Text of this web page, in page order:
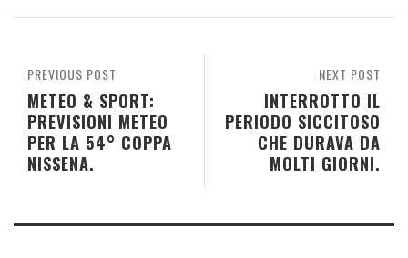
NEXT POST
INTERROTTO IL
PERIODO SICCITOSO
CHE DURAVA DA
MOLTI GIORNI.
PREVIOUS POST
METEO & SPORT:
PREVISIONI METEO
PER LA 54° COPPA
NISSENA.